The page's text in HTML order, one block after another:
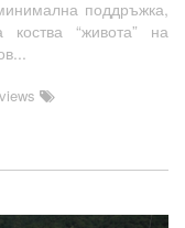
поддръжка,
“живота” на